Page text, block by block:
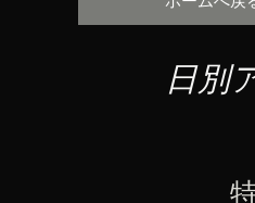
日別